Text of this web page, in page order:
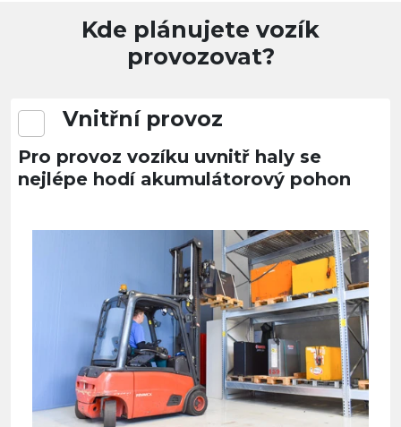
Kde plánujete vozík
provozovat?
Vnitřní provoz
Pro provoz vozíku uvnitř haly se
nejlépe hodí akumulátorový pohon